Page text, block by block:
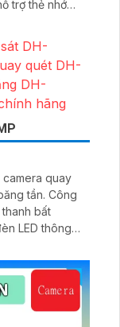
trợ thẻ nhớ
camera quay
tần. Công
bất
LED thông